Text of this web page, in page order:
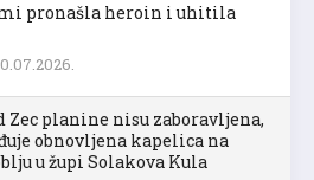
pronašla heroin i uhitila
Zec planine nisu zaboravljena,
obnovljena kapelica na
u župi Solakova Kula